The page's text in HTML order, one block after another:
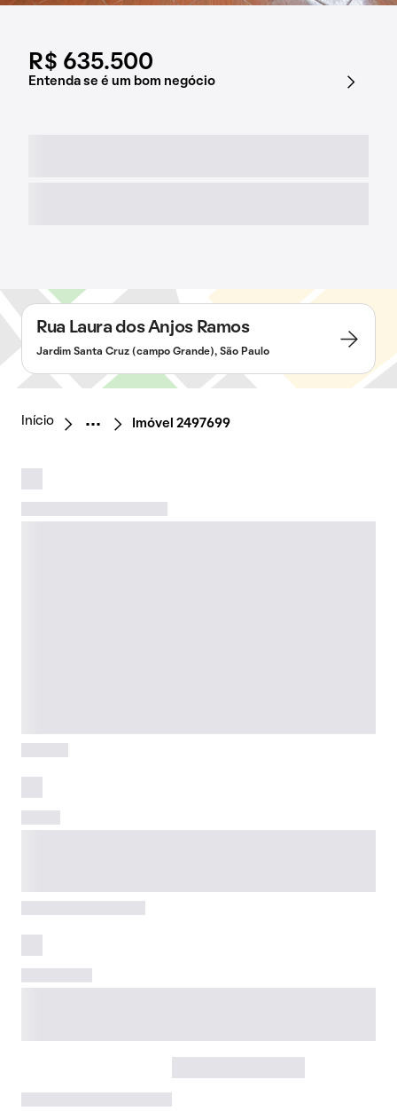
R$ 635.500
Entenda se é um bom negócio
Rua Laura dos Anjos Ramos
Jardim Santa Cruz (campo Grande), São Paulo
Início Imóvel 2497699